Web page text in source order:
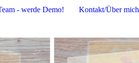
- werde Demo! Kontakt/Über mich